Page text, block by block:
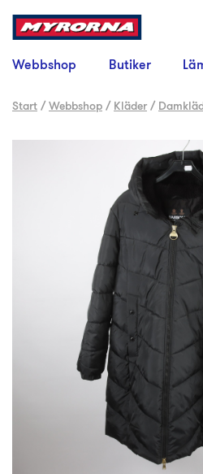
Webbshop Butiker
Start /Webbshop / Kläder /